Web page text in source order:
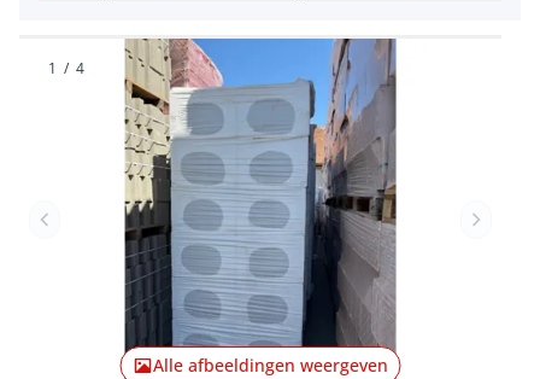
Vorig item
Alle afbeeldingen weergeven
1 / 4